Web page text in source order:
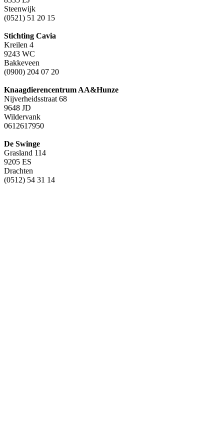
Steenwijk
(0521) 51 20 15
Stichting Cavia
Kreilen 4
9243 WC
Bakkeveen
(0900) 204 07 20
Knaagdierencentrum AA&Hunze
Nijverheidsstraat 68
9648 JD
Wildervank
0612617950
De Swinge
Grasland 114
9205 ES
Drachten
(0512) 54 31 14